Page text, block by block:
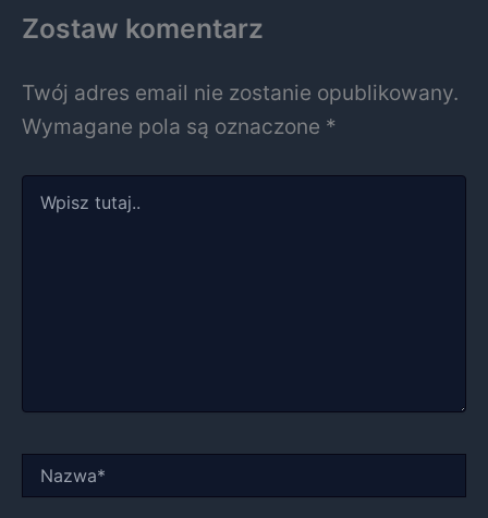
Zostaw komentarz
Twój adres email nie zostanie opublikowany.
Wymagane pola są oznaczone *
tutaj..